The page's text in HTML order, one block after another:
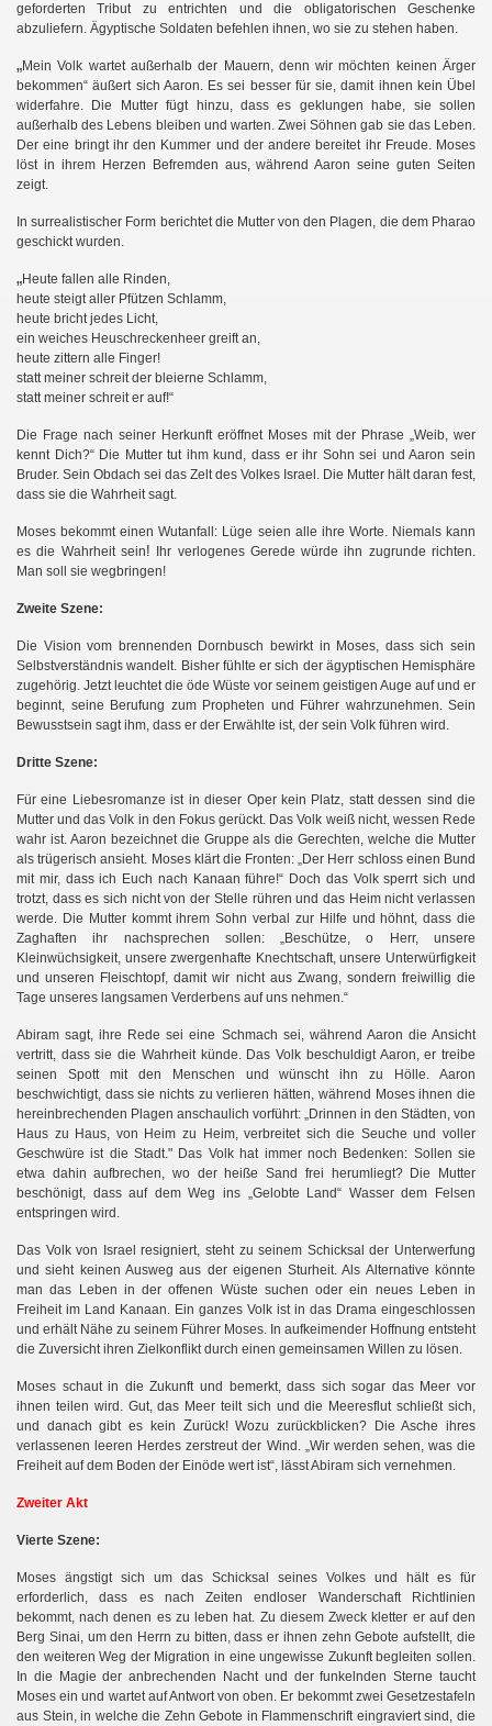
geforderten Tribut zu entrichten und die obligatorischen Geschenke
abzuliefern. Ägyptische Soldaten befehlen ihnen, wo sie zu stehen haben.
„Mein Volk wartet außerhalb der Mauern, denn wir möchten keinen Ärger
bekommen“ äußert sich Aaron. Es sei besser für sie, damit ihnen kein Übel
widerfahre. Die Mutter fügt hinzu, dass es geklungen habe, sie sollen
außerhalb des Lebens bleiben und warten. Zwei Söhnen gab sie das Leben.
Der eine bringt ihr den Kummer und der andere bereitet ihr Freude. Moses
löst in ihrem Herzen Befremden aus, während Aaron seine guten Seiten
zeigt.
In surrealistischer Form berichtet die Mutter von den Plagen, die dem Pharao
geschickt wurden.
„Heute fallen alle Rinden,
heute steigt aller Pfützen Schlamm,
heute bricht jedes Licht,
ein weiches Heuschreckenheer greift an,
heute zittern alle Finger!
statt meiner schreit der bleierne Schlamm,
statt meiner schreit er auf!“
Die Frage nach seiner Herkunft eröffnet Moses mit der Phrase „Weib, wer
kennt Dich?“ Die Mutter tut ihm kund, dass er ihr Sohn sei und Aaron sein
Bruder. Sein Obdach sei das Zelt des Volkes Israel. Die Mutter hält daran fest,
dass sie die Wahrheit sagt.
Moses bekommt einen Wutanfall: Lüge seien alle ihre Worte. Niemals kann
es die Wahrheit sein! Ihr verlogenes Gerede würde ihn zugrunde richten.
Man soll sie wegbringen!
Zweite Szene:
Die Vision vom brennenden Dornbusch bewirkt in Moses, dass sich sein
Selbstverständnis wandelt. Bisher fühlte er sich der ägyptischen Hemisphäre
zugehörig. Jetzt leuchtet die öde Wüste vor seinem geistigen Auge auf und er
beginnt, seine Berufung zum Propheten und Führer wahrzunehmen. Sein
Bewusstsein sagt ihm, dass er der Erwählte ist, der sein Volk führen wird.
Dritte Szene:
Für eine Liebesromanze ist in dieser Oper kein Platz, statt dessen sind die
Mutter und das Volk in den Fokus gerückt. Das Volk weiß nicht, wessen Rede
wahr ist. Aaron bezeichnet die Gruppe als die Gerechten, welche die Mutter
als trügerisch ansieht. Moses klärt die Fronten: „Der Herr schloss einen Bund
mit mir, dass ich Euch nach Kanaan führe!“ Doch das Volk sperrt sich und
trotzt, dass es sich nicht von der Stelle rühren und das Heim nicht verlassen
werde. Die Mutter kommt ihrem Sohn verbal zur Hilfe und höhnt, dass die
Zaghaften ihr nachsprechen sollen: „Beschütze, o Herr, unsere
Kleinwüchsigkeit, unsere zwergenhafte Knechtschaft, unsere Unterwürfigkeit
und unseren Fleischtopf, damit wir nicht aus Zwang, sondern freiwillig die
Tage unseres langsamen Verderbens auf uns nehmen.“
Abiram sagt, ihre Rede sei eine Schmach sei, während Aaron die Ansicht
vertritt, dass sie die Wahrheit künde. Das Volk beschuldigt Aaron, er treibe
seinen Spott mit den Menschen und wünscht ihn zu Hölle. Aaron
beschwichtigt, dass sie nichts zu verlieren hätten, während Moses ihnen die
hereinbrechenden Plagen anschaulich vorführt: „Drinnen in den Städten, von
Haus zu Haus, von Heim zu Heim, verbreitet sich die Seuche und voller
Geschwüre ist die Stadt." Das Volk hat immer noch Bedenken: Sollen sie
etwa dahin aufbrechen, wo der heiße Sand frei herumliegt? Die Mutter
beschönigt, dass auf dem Weg ins „Gelobte Land“ Wasser dem Felsen
entspringen wird.
Das Volk von Israel resigniert, steht zu seinem Schicksal der Unterwerfung
und sieht keinen Ausweg aus der eigenen Sturheit. Als Alternative könnte
man das Leben in der offenen Wüste suchen oder ein neues Leben in
Freiheit im Land Kanaan. Ein ganzes Volk ist in das Drama eingeschlossen
und erhält Nähe zu seinem Führer Moses. In aufkeimender Hoffnung entsteht
die Zuversicht ihren Zielkonflikt durch einen gemeinsamen Willen zu lösen.
Moses schaut in die Zukunft und bemerkt, dass sich sogar das Meer vor
ihnen teilen wird. Gut, das Meer teilt sich und die Meeresflut schließt sich,
und danach gibt es kein Zurück! Wozu zurückblicken? Die Asche ihres
verlassenen leeren Herdes zerstreut der Wind. „Wir werden sehen, was die
Freiheit auf dem Boden der Einöde wert ist“, lässt Abiram sich vernehmen.
Zweiter Akt
Vierte Szene:
Moses ängstigt sich um das Schicksal seines Volkes und hält es für
erforderlich, dass es nach Zeiten endloser Wanderschaft Richtlinien
bekommt, nach denen es zu leben hat. Zu diesem Zweck kletter er auf den
Berg Sinai, um den Herrn zu bitten, dass er ihnen zehn Gebote aufstellt, die
den weiteren Weg der Migration in eine ungewisse Zukunft begleiten sollen.
In die Magie der anbrechenden Nacht und der funkelnden Sterne taucht
Moses ein und wartet auf Antwort von oben. Er bekommt zwei Gesetzestafeln
aus Stein, in welche die Zehn Gebote in Flammenschrift eingraviert sind, die